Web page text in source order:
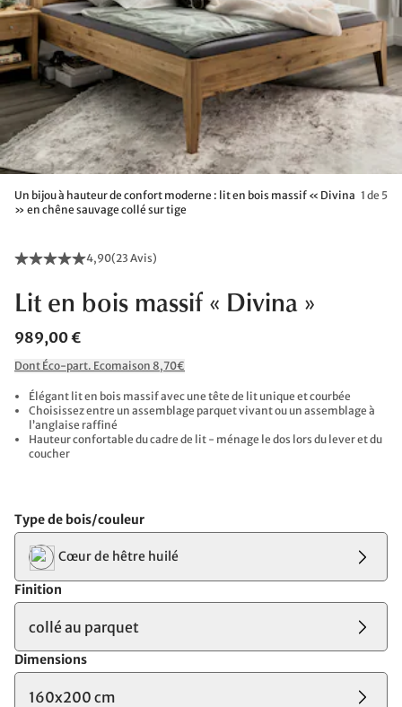
Un bijou à hauteur de confort moderne : lit en bois massif « Divina
» en chêne sauvage collé sur tige
1 de 5
4,90(23 Avis)
Lit en bois massif « Divina »
989,00 €
Dont Éco-part. Ecomaison 8,70€
Élégant lit en bois massif avec une tête de lit unique et courbée
Choisissez entre un assemblage parquet vivant ou un assemblage à
l’anglaise raffiné
Hauteur confortable du cadre de lit - ménage le dos lors du lever et du
coucher
Type de bois/couleur
Cœur de hêtre huilé
Finition
collé au parquet
Dimensions
160x200 cm